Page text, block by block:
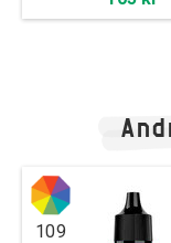
109